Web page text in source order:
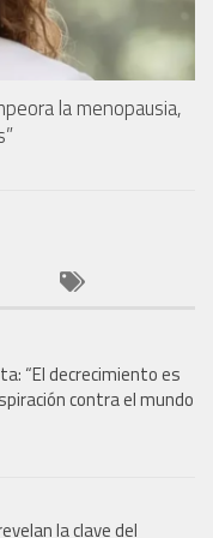
la menopausia,
“El decrecimiento es
contra el mundo
la clave del